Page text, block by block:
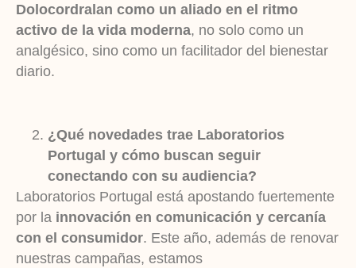
Dolocordralan como un aliado en el ritmo
activo de la vida moderna, no solo como un
analgésico, sino como un facilitador del bienestar
diario.
¿Qué novedades trae Laboratorios
Portugal y cómo buscan seguir
conectando con su audiencia?
Laboratorios Portugal está apostando fuertemente
por la innovación en comunicación y cercanía
con el consumidor. Este año, además de renovar
nuestras campañas, estamos